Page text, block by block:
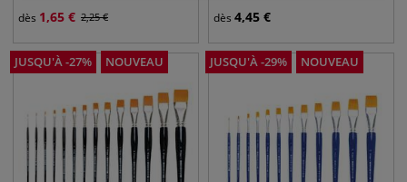
dès 1,65 € 2,25€ dès 4,45 €
JUSQU'À-27% NOUVEAU JUSQU'À-29% NOUVEAU